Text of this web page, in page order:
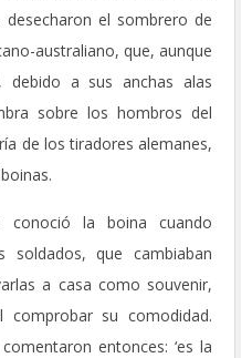
el sombrero de
australiano, que, aunque
a sus anchas alas
sobre los hombros del
de los tiradores alemanes,
conoció la boina cuando
soldados, que cambiaban
a casa como souvenir,
comprobar su comodidad.
entonces: ‘es la